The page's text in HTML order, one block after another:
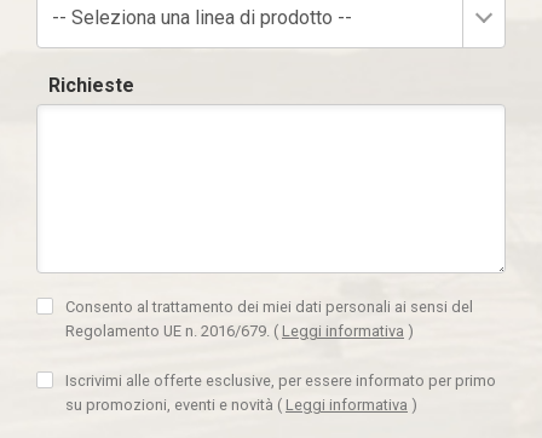
-- Seleziona una linea di prodotto --
Richieste
Consento al trattamento dei miei dati personali ai sensi del
Regolamento UE n. 2016/679. ( Leggi informativa )
Iscrivimi alle offerte esclusive, per essere informato per primo
su promozioni, eventi e novità ( Leggi informativa )